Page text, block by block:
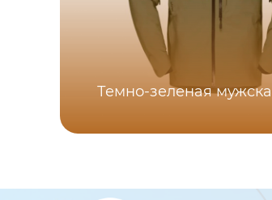
Темно-зеленая